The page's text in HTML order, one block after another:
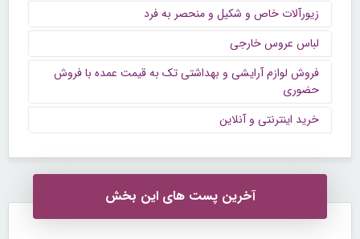
زیورآلات خاص و شکیل و منحصر به فرد
لباس عروس خارجی
فروش لوازم آرایشی و بهداشتی تک به قیمت عمده با فروش
حضوری
خرید اینترنتی و آنلاین
آخرین پست های این بخش